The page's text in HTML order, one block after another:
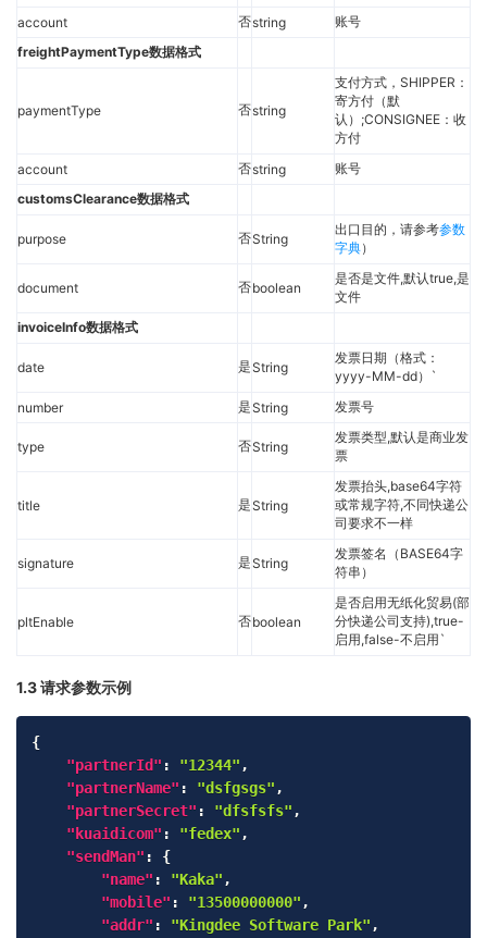
account
否string
账号
freightPaymentType数据格式
paymentType 否string
支付方式，SHIPPER：
寄方付（默
认）;CONSIGNEE：收
方付
account
否string
账号
customsClearance数据格式
purpose 否String
出口目的，请参考参数
字典）
document 否boolean
是否是文件,默认true,是
文件
invoiceInfo数据格式
date 是String
发票日期（格式：
yyyy-MM-dd）`
number
是String 发票号
type 否String
发票类型,默认是商业发
票
title 是String
发票抬头,base64字符
或常规字符,不同快递公
司要求不一样
signature 是String
发票签名（BASE64字
符串）
pltEnable 否boolean
是否启用无纸化贸易(部
分快递公司支持),true-
启用,false-不启用`
1.3 请求参数示例
{
"partnerId" : "12344" ,
"partnerName" : "dsfgsgs" ,
"partnerSecret" : "dfsfsfs" ,
"kuaidicom" : "fedex" ,
"sendMan" :
{
"name" : "Kaka" ,
"mobile" : "13500000000" ,
"addr" : "Kingdee Software Park" ,